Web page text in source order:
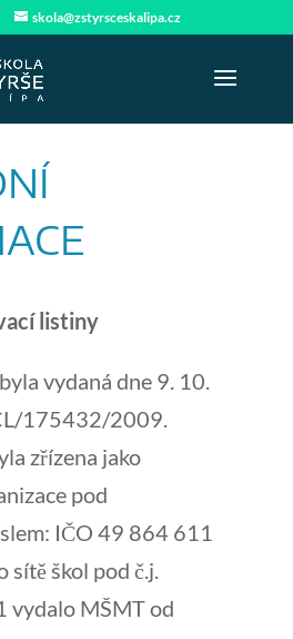
skola@zstyrsceskalipa.cz
listiny
vydaná dne 9. 10.
175432/2009.
zřízena jako
pod
IČO 49 864 611
sítě škol pod č.j.
MŠMT od